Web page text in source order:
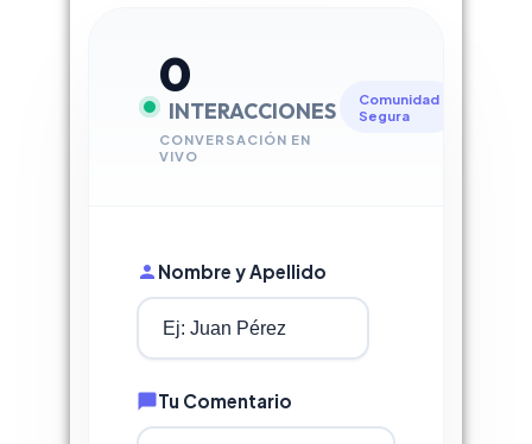
0
INTERACCIONES
CONVERSACIÓN EN
VIVO
Comunidad
Segura
Nombre y Apellido
Tu Comentario